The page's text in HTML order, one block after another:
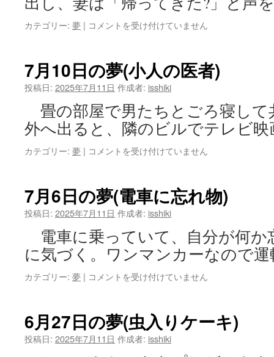
会
議
室)
カテゴリー: 夢 | 7
の
夢
ャ
ン
ネ
ル
の
な
い
テ
レ
ビ)
は
コメントを受け付けていません
7月10日の夢(小人の医者)
投稿日: 2025年7月11日 作成者: isshiki
畳の部屋で男たちとごろ寝して
外へ出ると、隣のビルでテレビ
カテゴリー: 夢 | 7
の
夢
人
の
医
者)
は
コメントを受け付けていません
7月6日の夢(電車に忘れ物)
投稿日: 2025年7月11日 作成者: isshiki
電車に乗っていて、自分が何か
に気づく。ワンマンカーなので
カテゴリー: 夢 | 7
の
夢
コメントを受け付けていません
6月27日の夢(虫入りケーキ)
投稿日: 2025年7月11日 作成者: isshiki